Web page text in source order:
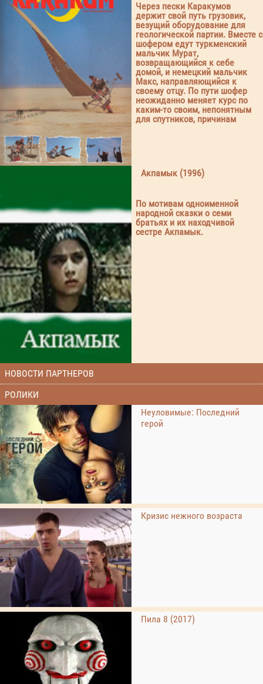
Через пески Каракумов
держит свой путь грузовик,
везущий оборудование для
геологической партии. Вместе с
шофером едут туркменский
мальчик Мурат,
возвращающийся к себе
домой, и немецкий мальчик
Макс, направляющийся к
своему отцу. По пути шофер
неожиданно меняет курс по
каким-то своим, непонятным
для спутников, причинам
Акпамык (1996)
По мотивам одноименной
народной сказки о семи
братьях и их находчивой
сестре Акпамык.
НОВОСТИ ПАРТНЕРОВ
РОЛИКИ
Неуловимые: Последний
герой
Кризис нежного возраста
Пила 8 (2017)